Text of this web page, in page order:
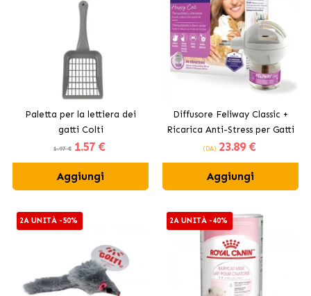
Paletta per la lettiera dei
gatti Colti
1.97 € 1.57 €
Aggiungi
Diffusore Feliway Classic +
Ricarica Anti-Stress per Gatti
(DA) 23.89 €
Aggiungi
2A UNITÀ -50% 2A UNITÀ -40%